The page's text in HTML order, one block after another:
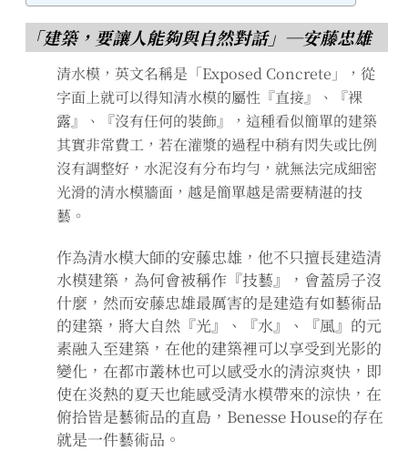
child
menu
child
menu
child
menu
child
menu
child
menu
child
menu
child
menu
child
menu
child
menu
child
menu
「建築，要讓人能夠與自然對話」─安藤忠雄
清水模，英文名稱是「Exposed Concrete」，從
字面上就可以得知清水模的屬性『直接』、『裸
露』、『沒有任何的裝飾』，這種看似簡單的建築
其實非常費工，若在灌漿的過程中稍有閃失或比例
沒有調整好，水泥沒有分布均勻，就無法完成細密
光滑的清水模牆面，越是簡單越是需要精湛的技
藝。
作為清水模大師的安藤忠雄，他不只擅長建造清
水模建築，為何會被稱作『技藝』，會蓋房子沒
什麼，然而安藤忠雄最厲害的是建造有如藝術品
的建築，將大自然『光』、『水』、『風』的元
素融入至建築，在他的建築裡可以享受到光影的
變化，在都市叢林也可以感受水的清涼爽快，即
使在炎熱的夏天也能感受清水模帶來的涼快，在
俯拾皆是藝術品的直島，Benesse House的存在
就是一件藝術品。